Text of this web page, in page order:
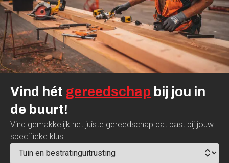
Vind hét gereedschap bij jou in
de buurt!
Vind gemakkelijk het juiste gereedschap dat past bij jouw
specifieke klus.